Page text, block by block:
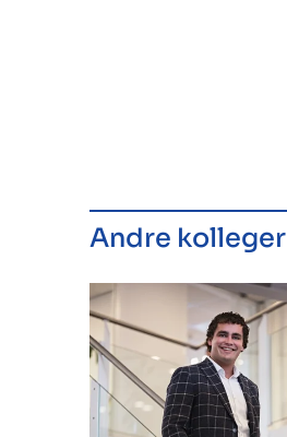
Andre kolleger